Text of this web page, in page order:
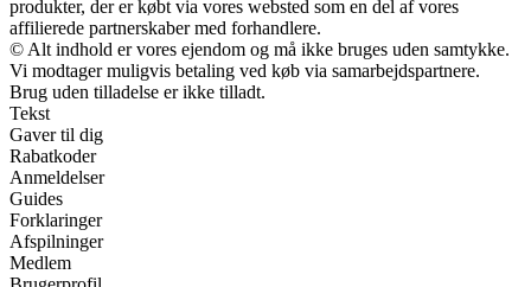
produkter, der er købt via vores websted som en del af vores
affilierede partnerskaber med forhandlere.
© Alt indhold er vores ejendom og må ikke bruges uden samtykke.
Vi modtager muligvis betaling ved køb via samarbejdspartnere.
Brug uden tilladelse er ikke tilladt.
Tekst
Gaver til dig
Rabatkoder
Anmeldelser
Guides
Forklaringer
Afspilninger
Medlem